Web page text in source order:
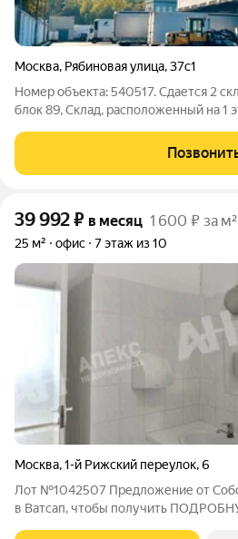
Москва, Рябиновая улица,37с1
Номер объекта: 540517. Сдается 2
блок 89, Склад, расположенный на 1
1,5 тн на 1 кв.м , индивидуальный
тн с
39 992₽ в месяц 1 600 ₽ за м²
25 м² офис 7 этаж из 10
Москва,1-й Рижский переулок,6
Лот №1042507 Предложение от
в Ватсап, чтобы получить